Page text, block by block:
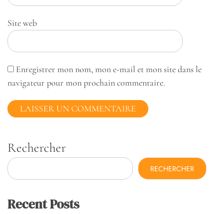
Site web
Enregistrer mon nom, mon e-mail et mon site dans le
navigateur pour mon prochain commentaire.
Rechercher
RECHERCHER
Recent Posts